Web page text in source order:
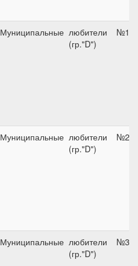
Муниципальные любители
(гр."D")
№1Б,
Муниципальные любители
(гр."D")
№2,
Муниципальные любители
(гр."D")
№3,